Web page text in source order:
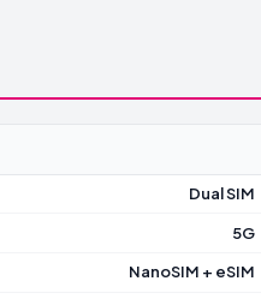
Dual SIM
5G
NanoSIM + eSIM